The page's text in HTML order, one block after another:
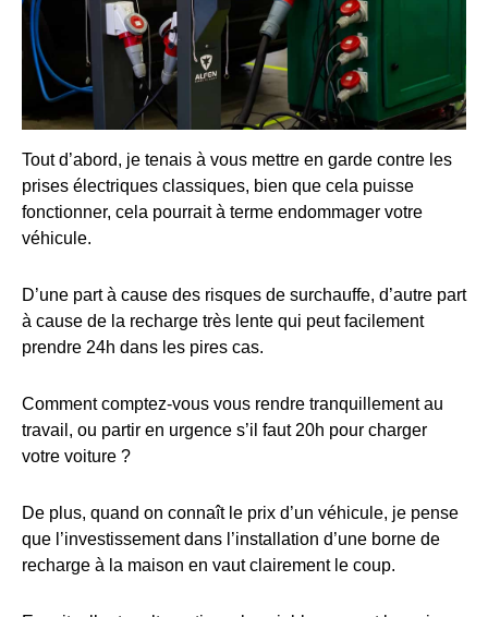
Tout d’abord, je tenais à vous mettre en garde contre les
prises électriques classiques, bien que cela puisse
fonctionner, cela pourrait à terme endommager votre
véhicule.
D’une part à cause des risques de surchauffe, d’autre part
à cause de la recharge très lente qui peut facilement
prendre 24h dans les pires cas.
Comment comptez-vous vous rendre tranquillement au
travail, ou partir en urgence s’il faut 20h pour charger
votre voiture ?
De plus, quand on connaît le prix d’un véhicule, je pense
que l’investissement dans l’installation d’une borne de
recharge à la maison en vaut clairement le coup.